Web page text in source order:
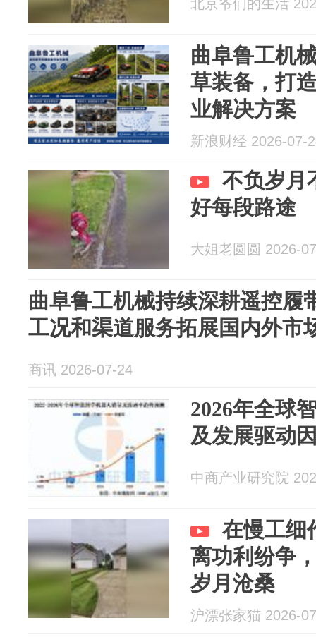
北京爷们的生活
曲阜鲁工机
草装备，打
业解决方案
新浪财经 2026-07-
不负岁月
好每段路途
大姐老圆圆 2026-
曲阜鲁工机械持续深耕遥控履
工况和渠道服务拓展国内外市
商讯 2026-07-24
2026年全球
及发展驱动
中商产业研究院
在慢工细
离功利纷争
岁月沧桑
沪漂张家猫 2026-